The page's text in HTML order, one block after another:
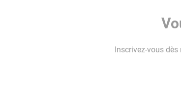
Inscrivez-vous